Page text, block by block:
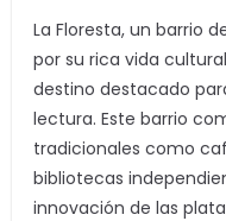
La Floresta, un barrio
por su rica vida
destino destacado
lectura. Este barrio
tradicionales como
bibliotecas
innovación de las